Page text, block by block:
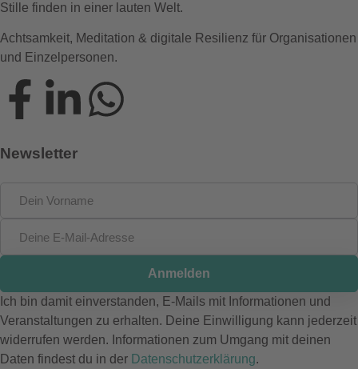
Stille finden in einer lauten Welt.
Achtsamkeit, Meditation & digitale Resilienz für Organisationen
und Einzelpersonen.
Newsletter
Anmelden
Ich bin damit einverstanden, E-Mails mit Informationen und
Veranstaltungen zu erhalten. Deine Einwilligung kann jederzeit
widerrufen werden. Informationen zum Umgang mit deinen
Daten findest du in der Datenschutzerklärung.